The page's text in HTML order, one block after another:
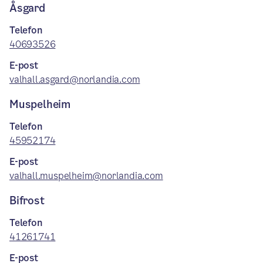
Åsgard
Telefon
40693526
E-post
valhall.asgard@norlandia.com
Muspelheim
Telefon
45952174
E-post
valhall.muspelheim@norlandia.com
Bifrost
Telefon
41261741
E-post